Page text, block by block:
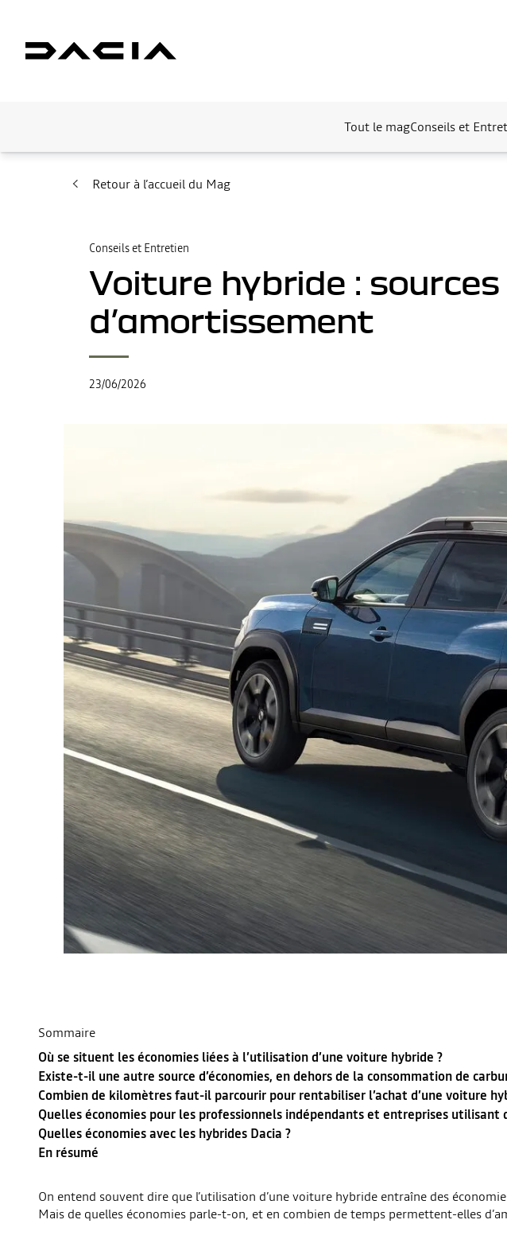
Tout le magConseils et
Retour à l’accueil du Mag
Conseils et Entretien
Voiture hybride :
d’amortissement
23/06/2026
Sommaire
Où se situent les économies liées à l’utilisation d’une voiture hybride ?
Existe-t-il une autre source d’économies, en dehors de la consommation de
Combien de kilomètres faut-il parcourir pour rentabiliser l’achat d’une voiture
Quelles économies pour les professionnels indépendants et entreprises utilisant
Quelles économies avec les hybrides Dacia ?
En résumé
On entend souvent dire que l’utilisation d’une voiture hybride entraîne des
Mais de quelles économies parle-t-on, et en combien de temps permettent-elles